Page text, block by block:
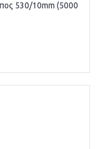
530/10mm (5000